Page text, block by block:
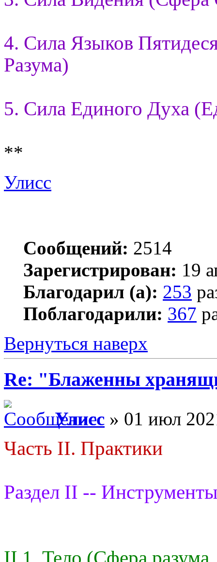
4. Сила Языков
Разума)
5. Сила Единого Духа
**
Улисс
Сообщений: 2514
Зарегистрирован: 19
Благодарил (а): 253
Поблагодарили: 367
Вернуться наверх
Re: "Блаженны
Улисс » 01 июл
Часть II. Практики
Раздел II --